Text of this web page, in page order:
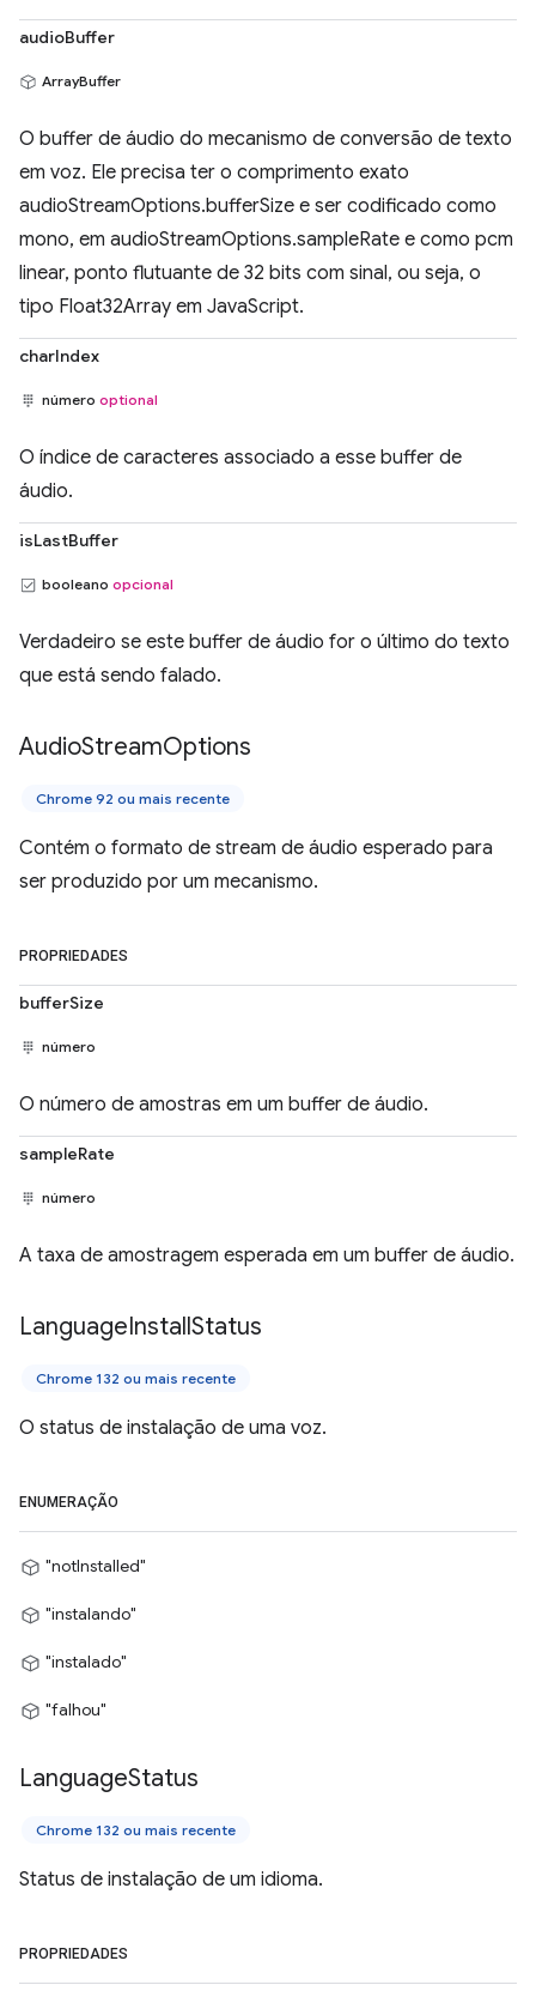
audioBuffer
ArrayBuffer
O buffer de áudio do mecanismo de conversão de texto
em voz. Ele precisa ter o comprimento exato
audioStreamOptions.bufferSize e ser codificado como
mono, em audioStreamOptions.sampleRate e como pcm
linear, ponto flutuante de 32 bits com sinal, ou seja, o
tipo Float32Array em JavaScript.
charIndex
número optional
O índice de caracteres associado a esse buffer de
áudio.
isLastBuffer
booleano opcional
Verdadeiro se este buffer de áudio for o último do texto
que está sendo falado.
AudioStreamOptions
Chrome 92 ou mais recente
Contém o formato de stream de áudio esperado para
ser produzido por um mecanismo.
PROPRIEDADES
bufferSize
número
O número de amostras em um buffer de áudio.
sampleRate
número
A taxa de amostragem esperada em um buffer de áudio.
LanguageInstallStatus
Chrome 132 ou mais recente
O status de instalação de uma voz.
ENUMERAÇÃO
"notInstalled"
"instalando"
"instalado"
"falhou"
LanguageStatus
Chrome 132 ou mais recente
Status de instalação de um idioma.
PROPRIEDADES